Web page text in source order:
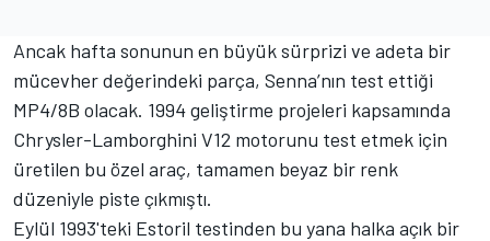
Ancak hafta sonunun en büyük sürprizi ve adeta bir
mücevher değerindeki parça, Senna’nın test ettiği
MP4/8B olacak. 1994 geliştirme projeleri kapsamında
Chrysler-Lamborghini V12 motorunu test etmek için
üretilen bu özel araç, tamamen beyaz bir renk
düzeniyle piste çıkmıştı.
Eylül 1993'teki Estoril testinden bu yana halka açık bir